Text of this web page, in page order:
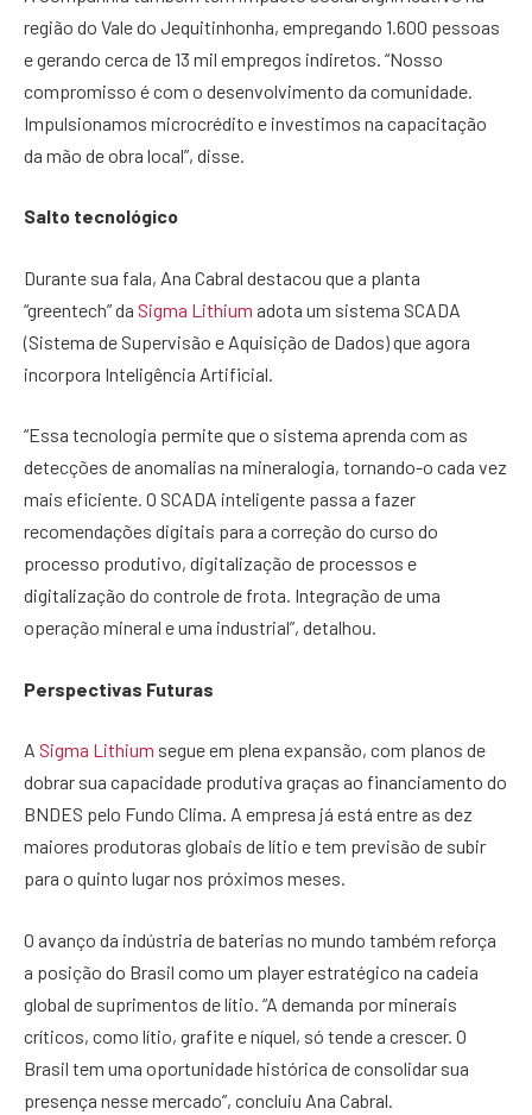
região do Vale do Jequitinhonha, empregando 1.600 pessoas
e gerando cerca de 13 mil empregos indiretos. “Nosso
compromisso é com o desenvolvimento da comunidade.
Impulsionamos microcrédito e investimos na capacitação
da mão de obra local”, disse.
Salto tecnológico
Durante sua fala, Ana Cabral destacou que a planta
“greentech” da Sigma Lithium adota um sistema SCADA
(Sistema de Supervisão e Aquisição de Dados) que agora
incorpora Inteligência Artificial.
“Essa tecnologia permite que o sistema aprenda com as
detecções de anomalias na mineralogia, tornando-o cada vez
mais eficiente. O SCADA inteligente passa a fazer
recomendações digitais para a correção do curso do
processo produtivo, digitalização de processos e
digitalização do controle de frota. Integração de uma
operação mineral e uma industrial”, detalhou.
Perspectivas Futuras
A Sigma Lithium segue em plena expansão, com planos de
dobrar sua capacidade produtiva graças ao financiamento do
BNDES pelo Fundo Clima. A empresa já está entre as dez
maiores produtoras globais de lítio e tem previsão de subir
para o quinto lugar nos próximos meses.
O avanço da indústria de baterias no mundo também reforça
a posição do Brasil como um player estratégico na cadeia
global de suprimentos de lítio. “A demanda por minerais
críticos, como lítio, grafite e níquel, só tende a crescer. O
Brasil tem uma oportunidade histórica de consolidar sua
presença nesse mercado”, concluiu Ana Cabral.